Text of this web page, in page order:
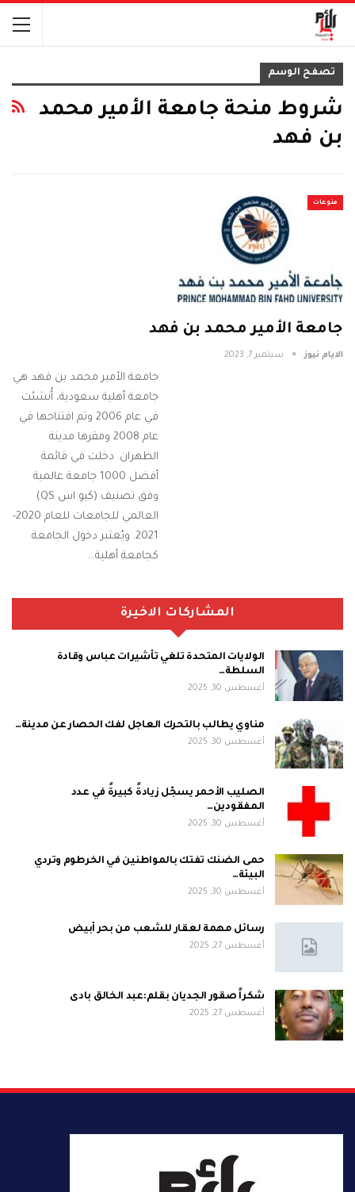
تصفح الوسم
شروط منحة جامعة الأمير محمد
بن فهد
منوعات
جامعة الأمير محمد بن فهد
الايام نيوز سبتمبر 7, 2023
جامعة الأمير محمد بن فهد هي
جامعة أهلية سعودية، أُنشئت
في عام 2006 وتم افتتاحها في
عام 2008 ومقرها مدينة
الظهران. دخلت في قائمة
أفضل 1000 جامعة عالمية
وفق تصنيف (كيو اس QS)
العالمي للجامعات للعام 2020-
2021. ويُعتبر دخول الجامعة
كجامعة أهلية…
المشاركات الاخيرة
الولايات المتحدة تلغي تأشيرات عباس وقادة
السلطة…
أغسطس 30, 2025
مناوي يطالب بالتحرك العاجل لفك الحصار عن مدينة…
أغسطس 30, 2025
الصليب الأحمر يسجّل زيادةً كبيرةً في عدد
المفقودين…
أغسطس 30, 2025
حمى الضنك تفتك بالمواطنين في الخرطوم وتردي
البيئة…
أغسطس 30, 2025
رسائل مهمة لعقار للشعب من بحر أبيض
أغسطس 27, 2025
شكراً صقور الجديان بقلم:عبد الخالق بادى
أغسطس 27, 2025